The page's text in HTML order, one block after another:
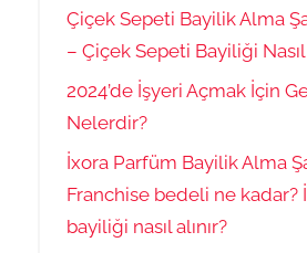
Çiçek Sepeti Bayilik Alma
– Çiçek Sepeti Bayiliği Nasıl
2024’de İşyeri Açmak İçin
Nelerdir?
İxora Parfüm Bayilik Alma
Franchise bedeli ne kadar?
bayiliği nasıl alınır?